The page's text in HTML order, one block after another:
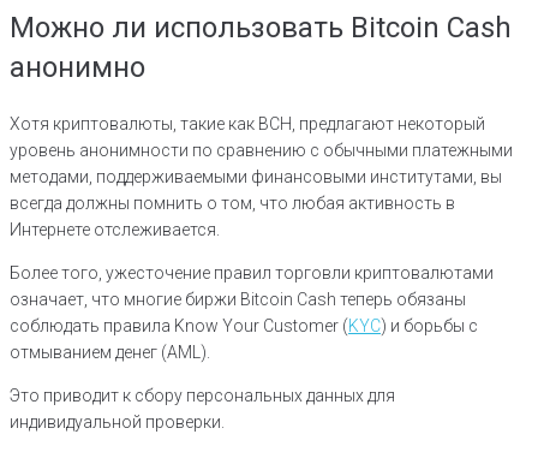
Можно ли использовать Bitcoin Cash
анонимно
Хотя криптовалюты, такие как BCH, предлагают некоторый
уровень анонимности по сравнению с обычными платежными
методами, поддерживаемыми финансовыми институтами, вы
всегда должны помнить о том, что любая активность в
Интернете отслеживается.
Более того, ужесточение правил торговли криптовалютами
означает, что многие биржи Bitcoin Cash теперь обязаны
соблюдать правила Know Your Customer (KYC) и борьбы с
отмыванием денег (AML).
Это приводит к сбору персональных данных для
индивидуальной проверки.